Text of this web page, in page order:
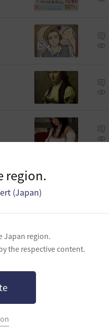
region.
(Japan)
Japan region.
the respective content.